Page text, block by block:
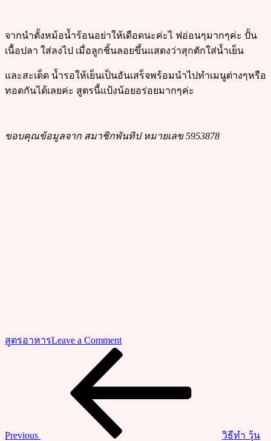
จากนำตั้งหม้อน้ำร้อนอย่าให้เดือดนะค่ะไ ฟอ่อนๆมากๆค่ะ​ ปั้น
เนื้อปลา ใส่ลงไป​ เมื่อลูกชิ้นลอยขึ้นแสดงว่าสุกตักใส่น้ำเย็น
และสะเด็ด น้ำรอให้เย็นเป็นอันเสร็จพร้อมนำไปทำเมนูต่างๆหรือ
ทอดกันได้เลยค่ะ สูตรนี้แป้งน้อยอร่อยมากๆค่ะ
ขอบคุณข้อมูลจาก สมาชิกพันทิป หมายเลข 5953878
สูตรอาหารLeave a Commenton
สูตร
Previous
วิธีทำ วุ้น